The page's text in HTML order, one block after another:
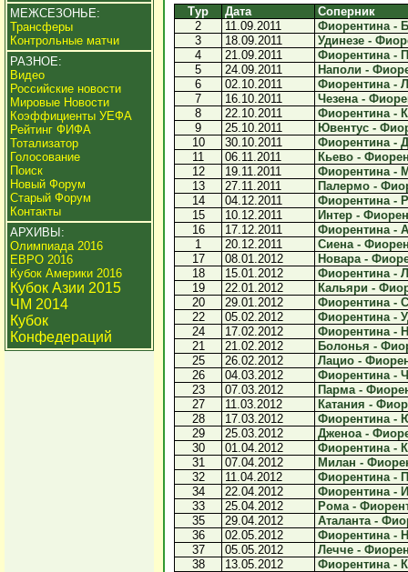
МЕЖСЕЗОНЬЕ:
Трансферы
Контрольные матчи
РАЗНОЕ:
Видео
Российские новости
Мировые Новости
Коэффициенты УЕФА
Рейтинг ФИФА
Тотализатор
Голосование
Поиск
Новый Форум
Старый Форум
Контакты
АРХИВЫ:
Олимпиада 2016
ЕВРО 2016
Кубок Америки 2016
Кубок Азии 2015
ЧМ 2014
Кубок
Конфедераций
Тур Дата
Соперник
2
11.09.2011
Фиорентина -
3
18.09.2011
Удинезе -
4
21.09.2011
Фиорентина -
5
24.09.2011
Наполи -
6
02.10.2011
Фиорентина -
7
16.10.2011
Чезена -
8
22.10.2011
Фиорентина -
9
25.10.2011
Ювентус -
10
30.10.2011
Фиорентина -
11
06.11.2011
Кьево -
12
19.11.2011
Фиорентина -
13
27.11.2011
Палермо -
14
04.12.2011
Фиорентина -
15
10.12.2011
Интер -
16
17.12.2011
Фиорентина -
1
20.12.2011
Сиена -
17
08.01.2012
Новара -
18
15.01.2012
Фиорентина -
19
22.01.2012
Кальяри -
20
29.01.2012
Фиорентина -
22
05.02.2012
Фиорентина -
24
17.02.2012
Фиорентина -
21
21.02.2012
Болонья -
25
26.02.2012
Лацио -
26
04.03.2012
Фиорентина -
23
07.03.2012
Парма -
27
11.03.2012
Катания -
28
17.03.2012
Фиорентина -
29
25.03.2012
Дженоа -
30
01.04.2012
Фиорентина -
31
07.04.2012
Милан -
32
11.04.2012
Фиорентина -
34
22.04.2012
Фиорентина -
33
25.04.2012
Рома -
35
29.04.2012
Аталанта -
36
02.05.2012
Фиорентина -
37
05.05.2012
Лечче -
38
13.05.2012 Фиорентина -